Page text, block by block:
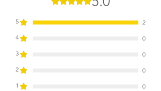
make sure your doll's clothes are as
stylish as his underwear!
5
2
4
0
3
0
2
0
1
0